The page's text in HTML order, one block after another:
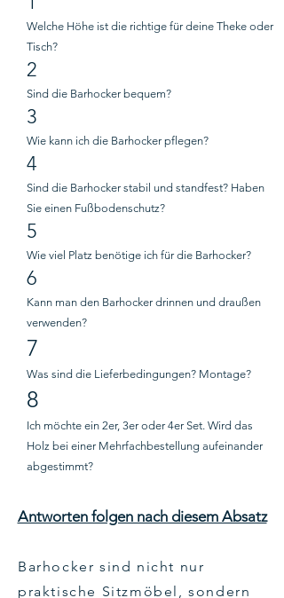
Welche Höhe ist die richtige für deine Theke oder
Tisch?
2
Sind die Barhocker bequem?
3
Wie kann ich die Barhocker pflegen?
4
Sind die Barhocker stabil und standfest? Haben
Sie einen Fußbodenschutz?
5
Wie viel Platz benötige ich für die Barhocker?
6
Kann man den Barhocker drinnen und draußen
verwenden?
7
Was sind die Lieferbedingungen? Montage?
8
Ich möchte ein 2er, 3er oder 4er Set. Wird das
Holz bei einer Mehrfachbestellung aufeinander
abgestimmt?
Antworten folgen nach diesem Absatz
Barhocker sind nicht nur
praktische Sitzmöbel, sondern